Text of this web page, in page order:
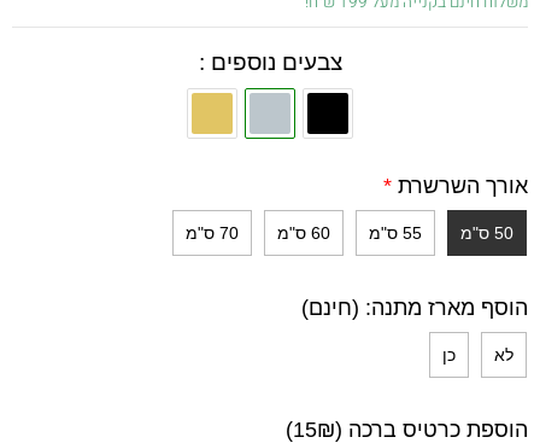
160.00 ₪.
99.50 ₪.
צבעים נוספים :
אורך השרשרת*
50 ס"מ 55 ס"מ 60 ס"מ 70 ס"מ
הוסף מארז מתנה: (חינם)
לא כן
הוספת כרטיס ברכה (15₪)